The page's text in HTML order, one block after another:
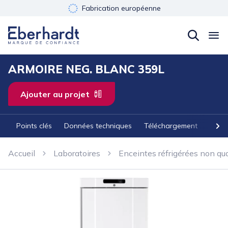
Fabrication européenne
ARMOIRE NEG. BLANC 359L
Ajouter au projet
Points clés Données techniques Téléchargement
Accueil Laboratoires Enceintes réfrigérées non